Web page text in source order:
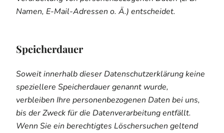
Namen, E-Mail-Adressen o. Ä.) entscheidet.
Speicherdauer
Soweit innerhalb dieser Datenschutzerklärung keine
speziellere Speicherdauer genannt wurde,
verbleiben Ihre personenbezogenen Daten bei uns,
bis der Zweck für die Datenverarbeitung entfällt.
Wenn Sie ein berechtigtes Löschersuchen geltend